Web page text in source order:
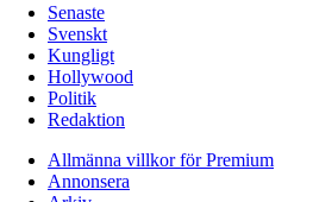
Senaste
Svenskt
Kungligt
Hollywood
Politik
Redaktion
Allmänna villkor för Premium
Annonsera